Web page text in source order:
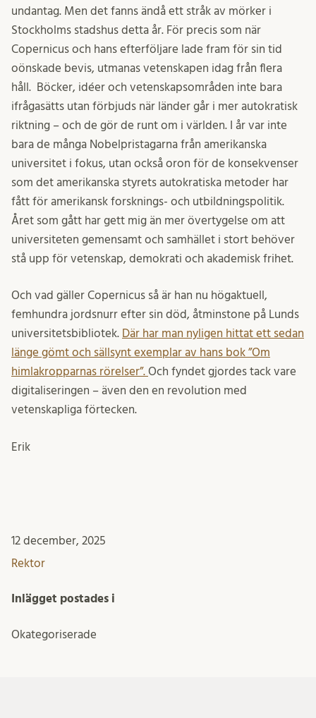
undantag. Men det fanns ändå ett stråk av mörker i
Stockholms stadshus detta år. För precis som när
Copernicus och hans efterföljare lade fram för sin tid
oönskade bevis, utmanas vetenskapen idag från flera
håll. Böcker, idéer och vetenskapsområden inte bara
ifrågasätts utan förbjuds när länder går i mer autokratisk
riktning – och de gör de runt om i världen. I år var inte
bara de många Nobelpristagarna från amerikanska
universitet i fokus, utan också oron för de konsekvenser
som det amerikanska styrets autokratiska metoder har
fått för amerikansk forsknings- och utbildningspolitik.
Året som gått har gett mig än mer övertygelse om att
universiteten gemensamt och samhället i stort behöver
stå upp för vetenskap, demokrati och akademisk frihet.
Och vad gäller Copernicus så är han nu högaktuell,
femhundra jordsnurr efter sin död, åtminstone på Lunds
universitetsbibliotek. Där har man nyligen hittat ett sedan
länge gömt och sällsynt exemplar av hans bok ”Om
himlakropparnas rörelser”. Och fyndet gjordes tack vare
digitaliseringen – även den en revolution med
vetenskapliga förtecken.
Erik
12 december, 2025
Rektor
Inlägget postades i
Okategoriserade